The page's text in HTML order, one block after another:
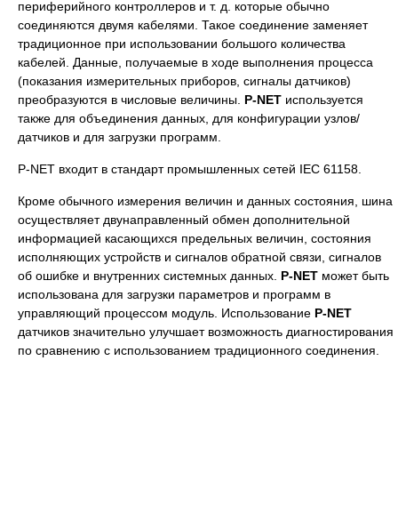
периферийного контроллеров и т. д. которые обычно
соединяются двумя кабелями. Такое соединение заменяет
традиционное при использовании большого количества
кабелей. Данные, получаемые в ходе выполнения процесса
(показания измерительных приборов, сигналы датчиков)
преобразуются в числовые величины. P-NET используется
также для объединения данных, для конфигурации узлов/
датчиков и для загрузки программ.
P-NET входит в стандарт промышленных сетей IEC 61158.
Кроме обычного измерения величин и данных состояния, шина
осуществляет двунаправленный обмен дополнительной
информацией касающихся предельных величин, состояния
исполняющих устройств и сигналов обратной связи, сигналов
об ошибке и внутренних системных данных. P-NET может быть
использована для загрузки параметров и программ в
управляющий процессом модуль. Использование P-NET
датчиков значительно улучшает возможность диагностирования
по сравнению с использованием традиционного соединения.